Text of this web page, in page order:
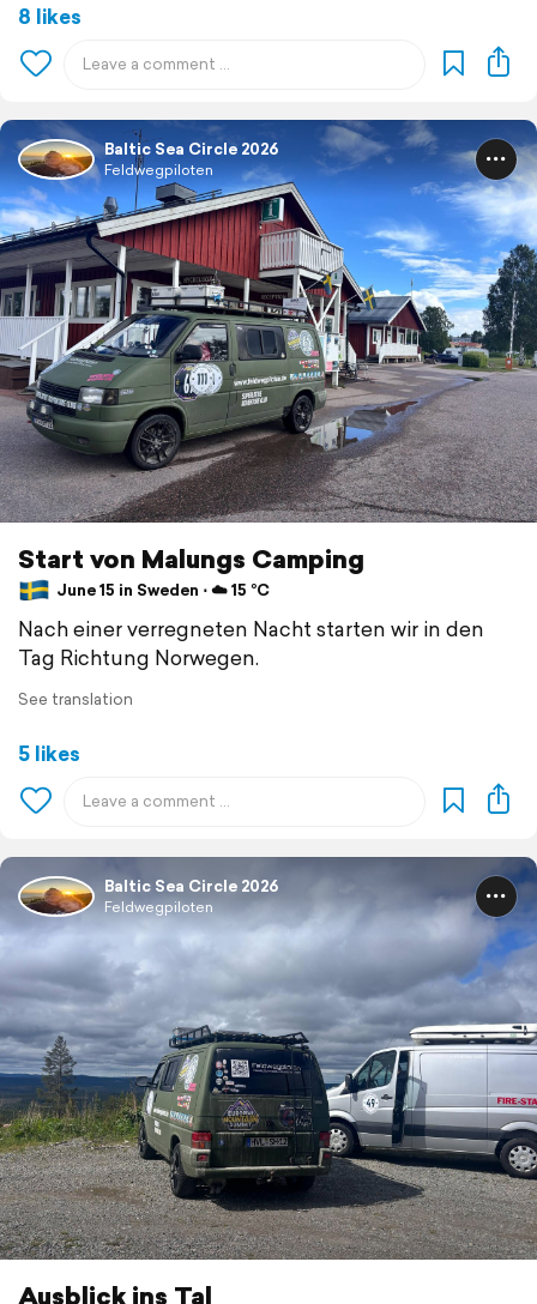
8 likes
Baltic Sea Circle 2026
Feldwegpiloten
Start von Malungs Camping
June 15 in Sweden ⋅ ☁️ 15 °C
Nach einer verregneten Nacht starten wir in den
Tag Richtung Norwegen.
See translation
5 likes
Baltic Sea Circle 2026
Feldwegpiloten
Ausblick ins Tal